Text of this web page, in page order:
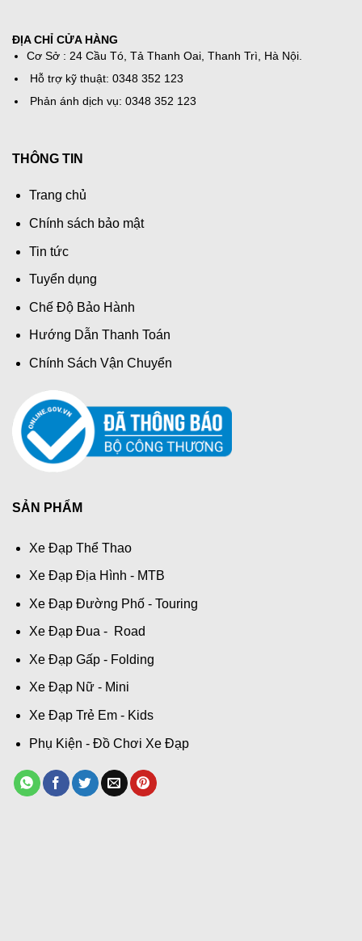
ĐỊA CHỈ CỬA HÀNG
Cơ Sở : 24 Cầu Tó, Tả Thanh Oai, Thanh Trì, Hà Nội.
Hỗ trợ kỹ thuật: 0348 352 123
Phản ánh dịch vụ: 0348 352 123
THÔNG TIN
Trang chủ
Chính sách bảo mật
Tin tức
Tuyển dụng
Chế Độ Bảo Hành
Hướng Dẫn Thanh Toán
Chính Sách Vận Chuyển
SẢN PHẨM
Xe Đạp Thể Thao
Xe Đạp Địa Hình - MTB
Xe Đạp Đường Phố - Touring
Xe Đạp Đua - Road
Xe Đạp Gấp - Folding
Xe Đạp Nữ - Mini
Xe Đạp Trẻ Em - Kids
Phụ Kiện - Đồ Chơi Xe Đạp